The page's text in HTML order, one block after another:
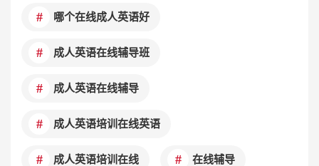
哪个在线成人英语好
成人英语在线辅导班
成人英语在线辅导
成人英语培训在线英语
成人英语培训在线 在线辅导